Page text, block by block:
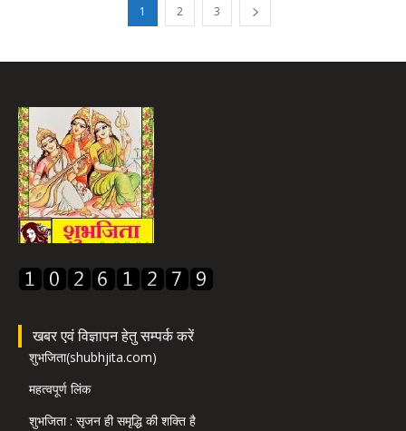
1 2 3
खबर एवं विज्ञापन हेतु सम्पर्क करें
शुभजिता(shubhjita.com)
महत्वपूर्ण लिंक
शुभजिता : सृजन ही समृद्धि की शक्ति है